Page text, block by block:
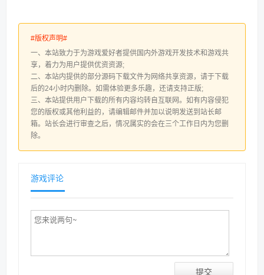
#版权声明#
一、本站致力于为游戏爱好者提供国内外游戏开发技术和游戏共
享，着力为用户提供优资资源;
二、本站内提供的部分源码下载文件为网络共享资源，请于下载
后的24小时内删除。如需体验更多乐趣，还请支持正版;
三、本站提供用户下载的所有内容均转自互联网。如有内容侵犯
您的版权或其他利益的，请编辑邮件并加以说明发送到站长邮
箱。站长会进行审查之后，情况属实的会在三个工作日内为您删
除。
游戏评论